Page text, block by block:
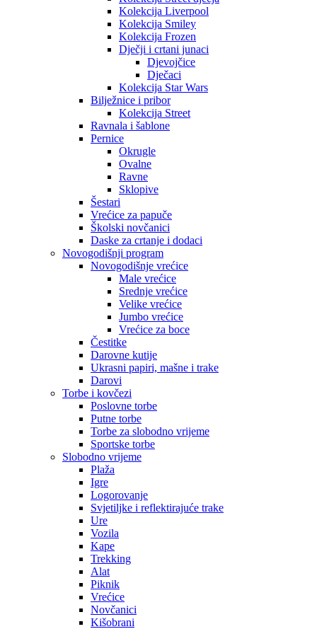
Kolekcija Liverpool
Kolekcija Smiley
Kolekcija Frozen
Dječji i crtani junaci
Djevojčice
Dječaci
Kolekcija Star Wars
Bilježnice i pribor
Kolekcija Street
Ravnala i šablone
Pernice
Okrugle
Ovalne
Ravne
Sklopive
Šestari
Vrećice za papuče
Školski novčanici
Daske za crtanje i dodaci
Novogodišnji program
Novogodišnje vrećice
Male vrećice
Srednje vrećice
Velike vrećice
Jumbo vrećice
Vrećice za boce
Čestitke
Darovne kutije
Ukrasni papiri, mašne i trake
Darovi
Torbe i kovčezi
Poslovne torbe
Putne torbe
Torbe za slobodno vrijeme
Sportske torbe
Slobodno vrijeme
Plaža
Igre
Logorovanje
Svjetiljke i reflektirajuće trake
Ure
Vozila
Kape
Trekking
Alat
Piknik
Vrećice
Novčanici
Kišobrani